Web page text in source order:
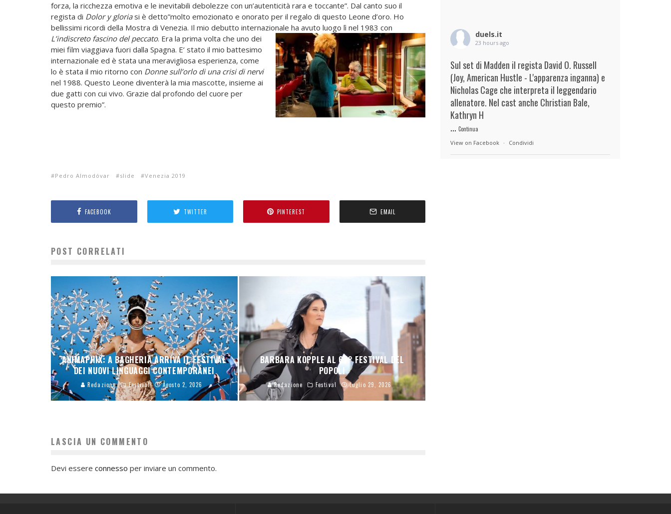
forza, la ricchezza emotiva e le inevitabili debolezze con un’autenticità rara e toccante”. Dal canto suo il
regista di Dolor y gloriasi è detto”molto emozionato e onorato per il regalo di questo Leone d’oro. Ho
bellissimi ricordi della Mostra di Venezia. Il mio debutto internazionale ha avuto luogo lì nel 1983 con
L’indiscreto fascino del peccato. Era la prima volta che uno dei
miei film viaggiava fuori dalla Spagna. E’ stato il mio battesimo
internazionale ed è stata una meravigliosa esperienza, come
lo è stata il mio ritorno con Donne sull’orlo di una crisi di nervi
nel 1988. Questo Leone diventerà la mia mascotte, insieme ai
due gatti con cui vivo. Grazie dal profondo del cuore per
questo premio”.
Pedro Almodóvar slide Venezia 2019
FACEBOOK TWITTER PINTEREST EMAIL
POST CORRELATI
ANIMAPHIX: A BAGHERIA ARRIVA IL FESTIVAL
DEI NUOVI LINGUAGGI CONTEMPORANEI
Redazione Festival Agosto 2, 2026
BARBARA KOPPLE AL 67° FESTIVAL DEL
POPOLI
Redazione Festival Luglio 29, 2026
LASCIA UN COMMENTO
Devi essere connesso per inviare un commento.
duels.it
23 hours ago
Sul set di Madden il regista David O. Russell
(Joy, American Hustle - L'apparenza inganna) e
Nicholas Cage che interpreta il leggendario
allenatore. Nel cast anche Christian Bale,
Kathryn H
... Continua
View on Facebook · Condividi